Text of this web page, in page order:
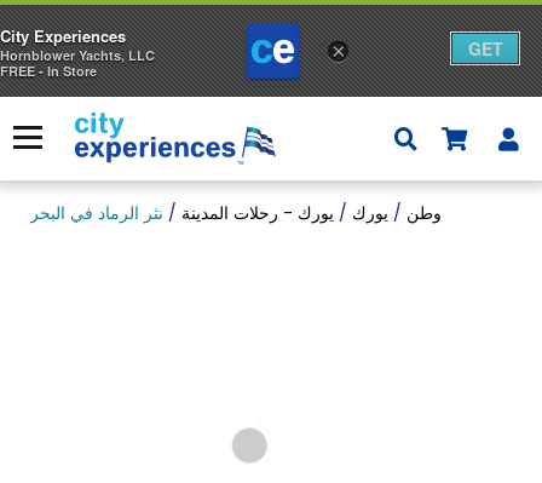
قائمة
وطن / يورك / يورك - رحلات المدينة / نثر الرماد في البحر
س
ل
×
City Experiences
Hornblower Yachts, LLC
FREE - In Store
GET